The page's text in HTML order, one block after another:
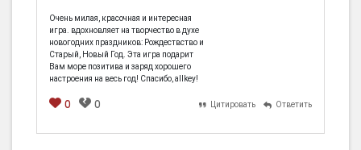
Очень милая, красочная и интересная
игра. вдохновляет на творчество в духе
новогодних праздников: Рождествство и
Старый, Новый Год. Эта игра подарит
Вам море позитива и заряд хорошего
настроения на весь год! Спасибо, allkey!
0 0 Цитировать Ответить